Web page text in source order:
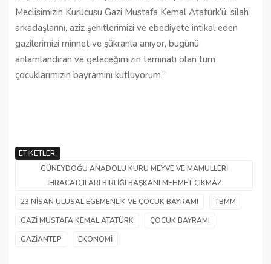
Meclisimizin Kurucusu Gazi Mustafa Kemal Atatürk’ü, silah
arkadaşlarını, aziz şehitlerimizi ve ebediyete intikal eden
gazilerimizi minnet ve şükranla anıyor, bugünü
anlamlandıran ve geleceğimizin teminatı olan tüm
çocuklarımızın bayramını kutluyorum.”
ETIKETLER:
GÜNEYDOĞU ANADOLU KURU MEYVE VE MAMULLERI
İHRACATÇILARI BIRLIĞI BAŞKANI MEHMET ÇIKMAZ
23 NISAN ULUSAL EGEMENLIK VE ÇOCUK BAYRAMI
TBMM
GAZI MUSTAFA KEMAL ATATÜRK
ÇOCUK BAYRAMI
GAZIANTEP
EKONOMI